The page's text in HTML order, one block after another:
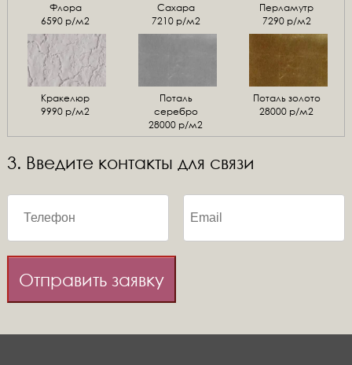
Флора
6590 р/м2
Сахара
7210 р/м2
Перламутр
7290 р/м2
Кракелюр
9990 р/м2
Поталь
серебро
28000 р/м2
Поталь золото
28000 р/м2
3. Введите контакты для связи
Отправить заявку